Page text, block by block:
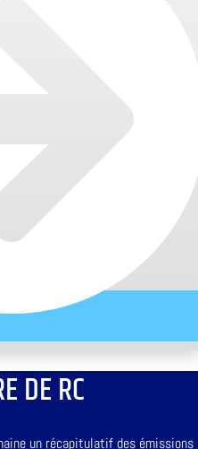
DE RC
un récapitulatif des émissions